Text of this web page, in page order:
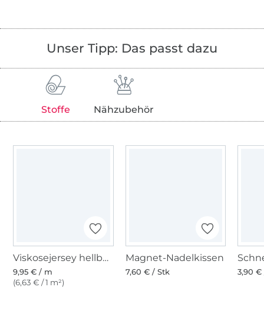
Unser Tipp: Das passt dazu
Stoffe Nähzubehör
Viskosejersey hellbeere
9,95 € / m
(6,63 € / 1 m²)
Magnet-Nadelkissen
7,60 € / Stk 3,90 €